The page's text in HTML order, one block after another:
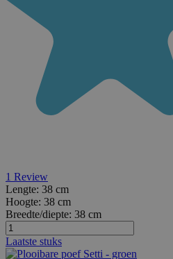
1 Review
Lengte: 38 cm
Hoogte: 38 cm
Breedte/diepte: 38 cm
Laatste stuks